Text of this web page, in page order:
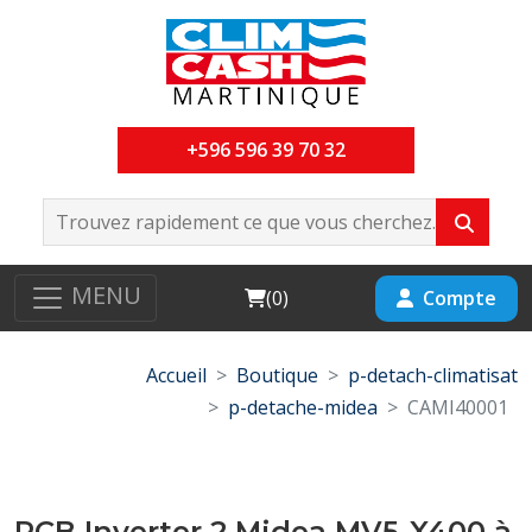
+596 596 39 70 32
MENU Cart
(0) Compte
Accueil Boutique
p-detach-climatisat
p-detache-midea
CAMI40001